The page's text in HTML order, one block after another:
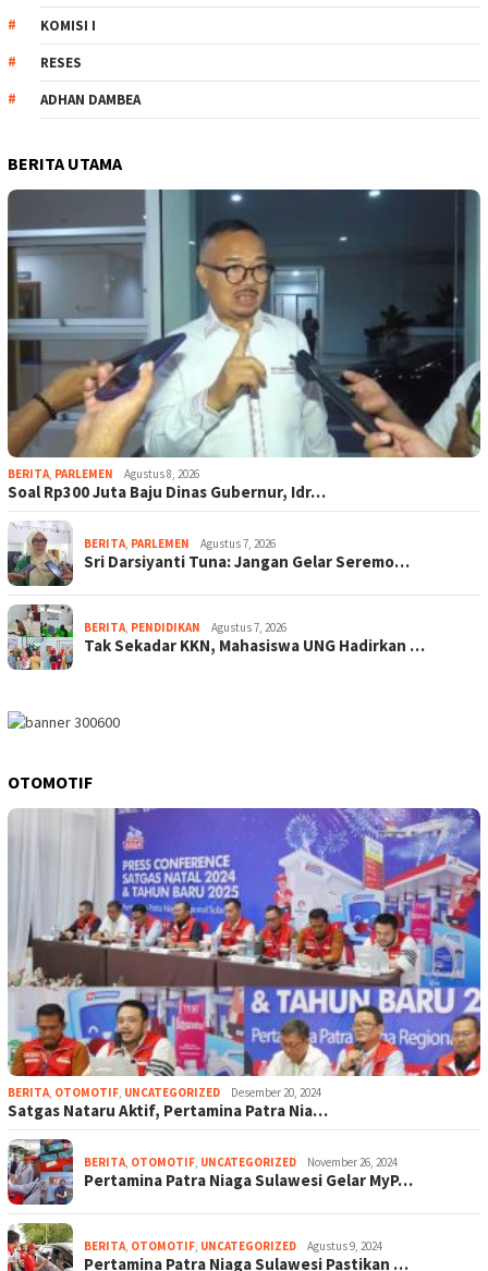
KOMISI I
RESES
ADHAN DAMBEA
BERITA UTAMA
BERITA, PARLEMEN Agustus 8, 2026
Soal Rp300 Juta Baju Dinas Gubernur, Idr…
BERITA, PARLEMEN Agustus 7, 2026
Sri Darsiyanti Tuna: Jangan Gelar Seremo…
BERITA, PENDIDIKAN Agustus 7, 2026
Tak Sekadar KKN, Mahasiswa UNG Hadirkan …
OTOMOTIF
BERITA, OTOMOTIF, UNCATEGORIZED Desember 20, 2024
Satgas Nataru Aktif, Pertamina Patra Nia…
BERITA, OTOMOTIF, UNCATEGORIZED November 26, 2024
Pertamina Patra Niaga Sulawesi Gelar MyP…
BERITA, OTOMOTIF, UNCATEGORIZED Agustus 9, 2024
Pertamina Patra Niaga Sulawesi Pastikan …